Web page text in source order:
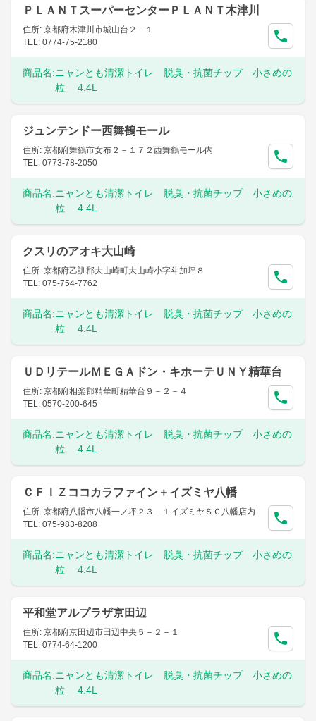
ＰＬＡＮＴスーパーセンターＰＬＡＮＴ木津川
住所: 京都府木津川市城山台２－１
TEL: 0774-75-2180
商品名:ニャンとも清潔トイレ 脱臭・抗菌チップ 小さめの
粒 4.4L
ジュンテンドー西舞鶴モール
住所: 京都府舞鶴市女布２－１７２西舞鶴モール内
TEL: 0773-78-2050
商品名:ニャンとも清潔トイレ 脱臭・抗菌チップ 小さめの
粒 4.4L
クスリのアオキ大山崎
住所: 京都府乙訓郡大山崎町大山崎小字斗加坪８
TEL: 075-754-7762
商品名:ニャンとも清潔トイレ 脱臭・抗菌チップ 小さめの
粒 4.4L
ＵＤリテールＭＥＧＡドン・キホーテＵＮＹ精華台
住所: 京都府相楽郡精華町精華台９－２－４
TEL: 0570-200-645
商品名:ニャンとも清潔トイレ 脱臭・抗菌チップ 小さめの
粒 4.4L
ＣＦＩＺココカラファイン＋イズミヤ八幡
住所: 京都府八幡市八幡一ノ坪２３－１イズミヤＳＣ八幡店内
TEL: 075-983-8208
商品名:ニャンとも清潔トイレ 脱臭・抗菌チップ 小さめの
粒 4.4L
平和堂アルプラザ京田辺
住所: 京都府京田辺市田辺中央５－２－１
TEL: 0774-64-1200
商品名:ニャンとも清潔トイレ 脱臭・抗菌チップ 小さめの
粒 4.4L